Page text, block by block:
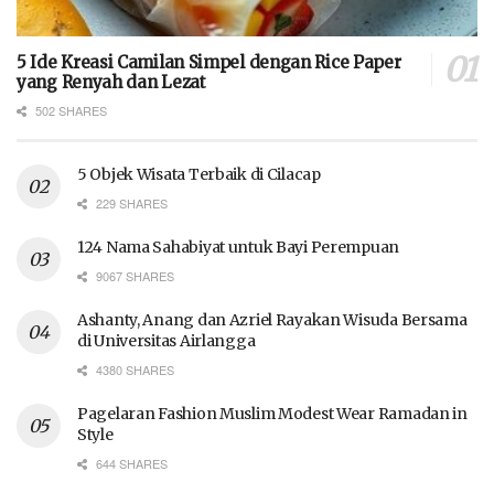
5 Ide Kreasi Camilan Simpel dengan Rice Paper
yang Renyah dan Lezat
502 SHARES
5 Objek Wisata Terbaik di Cilacap
229 SHARES
124 Nama Sahabiyat untuk Bayi Perempuan
9067 SHARES
Ashanty, Anang dan Azriel Rayakan Wisuda Bersama
di Universitas Airlangga
4380 SHARES
Pagelaran Fashion Muslim Modest Wear Ramadan in
Style
644 SHARES